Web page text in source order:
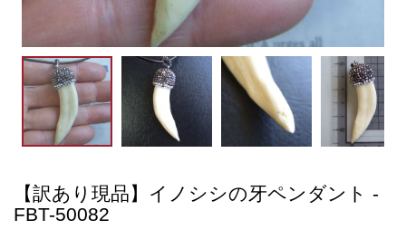
【訳あり現品】イノシシの牙ペンダント -
FBT-50082